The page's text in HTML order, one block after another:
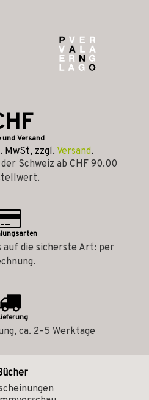
und Versand
MwSt, zzgl. Versand.
Schweiz ab CHF 90.00
auf die sicherste Art: per
ca. 2–5 Werktage